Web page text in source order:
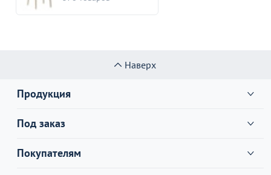
Наверх
Продукция
Под заказ
Покупателям